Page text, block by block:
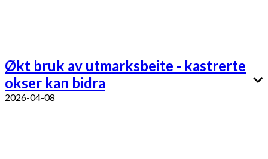
Økt bruk av utmarksbeite - kastrerte
okser kan bidra
2026-04-08